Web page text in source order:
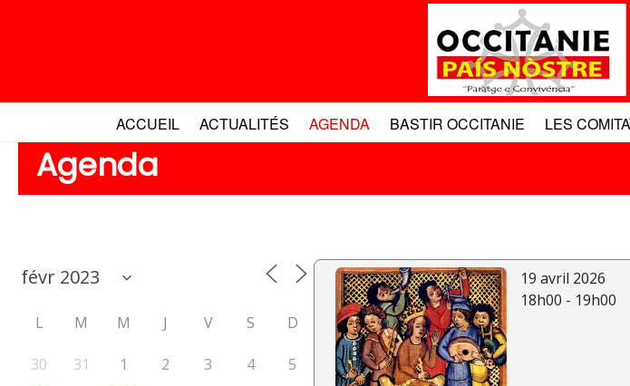
ACCUEIL ACTUALITÉS AGENDA BASTIR OCCITANIE LES
Agenda
L M M J V S D
30 31 1 2 3 4 5
19 avril 2026
18h00 - 19h00